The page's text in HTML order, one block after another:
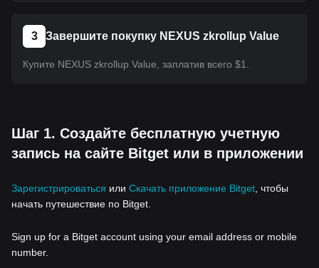
3 Завершите покупку NEXUS zkrollup Value
Купите NEXUS zkrollup Value, заплатив всего $1.
Шаг 1. Создайте бесплатную учетную
запись на сайте Bitget или в приложении
Зарегистрироваться или Скачать приложение Bitget , чтобы
начать путешествие по Bitget.
Sign up for a Bitget account using your email address or mobile
number.